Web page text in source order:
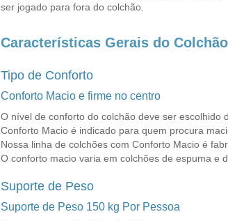
ser jogado para fora do colchão.
Características Gerais do Colchão
Tipo de Conforto
Conforto Macio e firme no centro
O nível de conforto do colchão deve ser
Conforto Macio é indicado para quem procura
Nossa linha de colchões com Conforto Macio é
O conforto macio varia em colchões de espuma e
Suporte de Peso
Suporte de Peso 150 kg Por Pessoa